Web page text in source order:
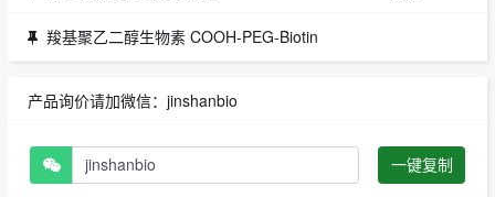
羧基聚乙二醇生物素 COOH-PEG-Biotin
产品询价请加微信：jinshanbio
一键复制